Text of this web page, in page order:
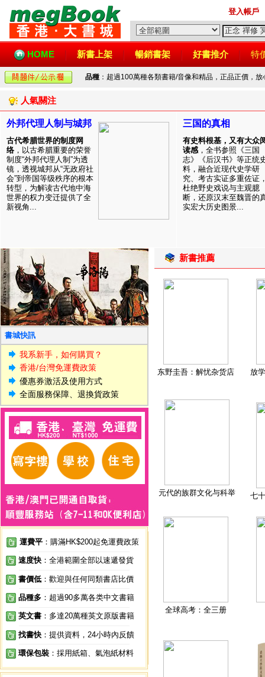
登入帳戶
HOME 新書上架 暢銷書架 好書推介 特
品種 ：超過100萬種各類書籍/音像和精品，正品正價，
人氣關注
外邦代理人制与城邦
古代希腊世界的制度网
络 ，以古希腊重要的荣誉
制度“外邦代理人制”为透
镜，透视城邦从“无政府社
会”到帝国等级秩序的根本
转型，为解读古代地中海
世界的权力变迁提供了全
新视角...
三国的真相
有史料根基，又有大众
读感 ，全书参照《三国
志》《后汉书》等正统
料，融合近现代史学研
究、考古实证多重佐证
杜绝野史戏说与主观臆
断，还原汉末至魏晋的
实宏大历史图景...
書城快訊
我系新手，如何購買？
香港/台灣免運費政策
優惠券激活及使用方式
全面服務保障、退換貨政策
運費平 ：購滿HK$200起免運費政策
速度快 ：全港範圍全部以速遞發貨
書價低 ：歡迎與任何同類書店比價
品種多 ：超過90多萬各类中文書籍
英文書 ：多達20萬種英文原版書籍
找書快 ：提供資料，24小時內反饋
環保包裝 ：採用紙箱、氣泡紙材料
新書推薦
东野圭吾：解忧杂货店 放
元代的族群文化与科举 七
全球高考：全三册